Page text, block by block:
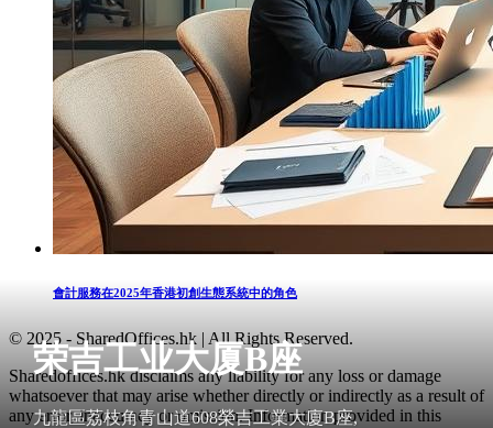
荣吉工业大厦B座
九龍區荔枝角青山道608榮吉工業大廈B座,
會計服務在2025年香港初創生態系統中的角色
© 2025 - SharedOffices.hk | All Rights Reserved.
Sharedoffices.hk disclaims any liability for any loss or damage
whatsoever that may arise whether directly or indirectly as a result of
any error, inaccuracy or omission. Information provided in this